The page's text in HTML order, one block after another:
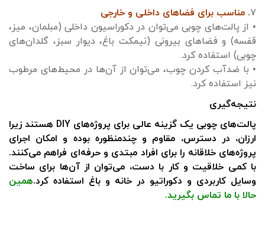
۷. مناسب برای فضاهای داخلی و خارجی
• از پالت‌های چوبی می‌توان در دکوراسیون داخلی (مبلمان، میز،
قفسه) و فضاهای بیرونی (نیمکت باغ، دیوار سبز، گلدان‌های
چوبی) استفاده کرد.
• با ضدآب کردن چوب، می‌توان از آن‌ها در محیط‌های مرطوب
نیز استفاده کرد.
نتیجه‌گیری
پالت‌های چوبی یک گزینه عالی برای پروژه‌های DIY هستند زیرا
ارزان، در دسترس، مقاوم و چندمنظوره بوده و امکان اجرای
پروژه‌های خلاقانه را برای افراد مبتدی و حرفه‌ای فراهم می‌کنند.
با کمی خلاقیت و کار با دست، می‌توان از آن‌ها برای ساخت
وسایل کاربردی و دکوراتیو در خانه و باغ استفاده کرد.همین
حالا با ما تماس بگیرید.